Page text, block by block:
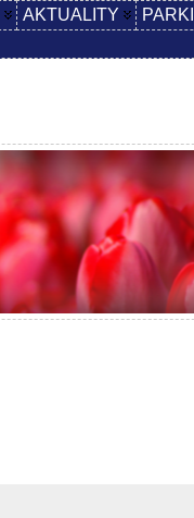
AKTUALITY